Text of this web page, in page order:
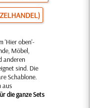
'Hier oben'-
Möbel,
anderen
sind. Die
Schablone.
aus
die ganze Sets